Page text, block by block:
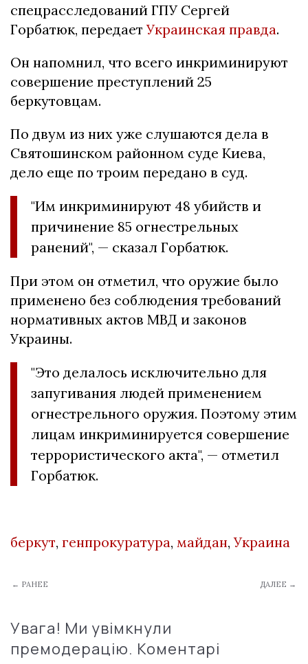
спецрасследований ГПУ Сергей
Горбатюк, передаетУкраинская правда.
Он напомнил, что всего инкриминируют
совершение преступлений 25
беркутовцам.
По двум из них уже слушаются дела в
Святошинском районном суде Киева,
дело еще по троим передано в суд.
"Им инкриминируют 48 убийств и
причинение 85 огнестрельных
ранений", — сказал Горбатюк.
При этом он отметил, что оружие было
применено без соблюдения требований
нормативных актов МВД и законов
Украины.
"Это делалось исключительно для
запугивания людей применением
огнестрельного оружия. Поэтому этим
лицам инкриминируется совершение
террористического акта", — отметил
Горбатюк.
беркут, генпрокуратура, майдан,Украина
← РАНЕЕ ДАЛЕЕ →
Увага! Ми увімкнули
премодерацію. Коментарі